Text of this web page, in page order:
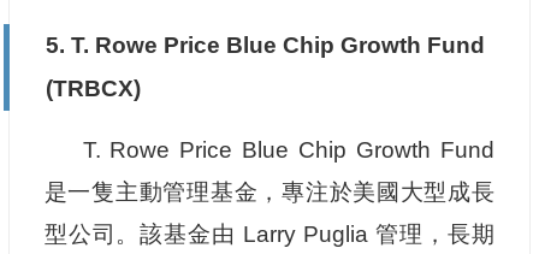
5. T. Rowe Price Blue Chip Growth Fund
(TRBCX)
T. Rowe Price Blue Chip Growth Fund
是一隻主動管理基金，專注於美國大型成長
型公司。該基金由 Larry Puglia 管理，長期